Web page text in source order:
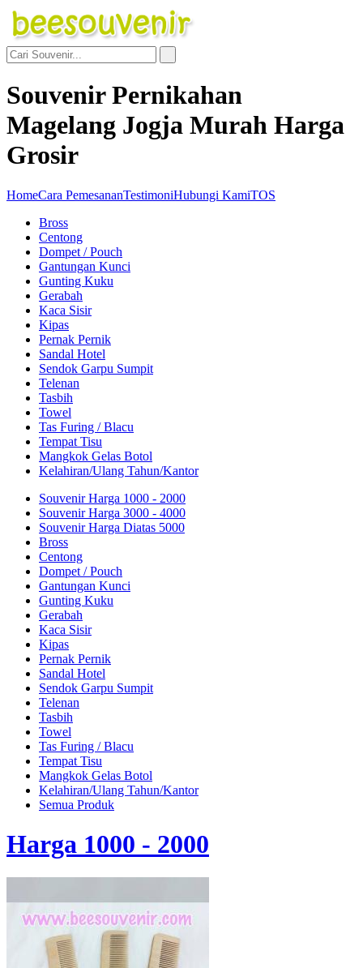
Souvenir Pernikahan
Magelang Jogja Murah Harga
Grosir
HomeCara PemesananTestimoniHubungi KamiTOS
Bross
Centong
Dompet / Pouch
Gantungan Kunci
Gunting Kuku
Gerabah
Kaca Sisir
Kipas
Pernak Pernik
Sandal Hotel
Sendok Garpu Sumpit
Telenan
Tasbih
Towel
Tas Furing / Blacu
Tempat Tisu
Mangkok Gelas Botol
Kelahiran/Ulang Tahun/Kantor
Souvenir Harga 1000 - 2000
Souvenir Harga 3000 - 4000
Souvenir Harga Diatas 5000
Bross
Centong
Dompet / Pouch
Gantungan Kunci
Gunting Kuku
Gerabah
Kaca Sisir
Kipas
Pernak Pernik
Sandal Hotel
Sendok Garpu Sumpit
Telenan
Tasbih
Towel
Tas Furing / Blacu
Tempat Tisu
Mangkok Gelas Botol
Kelahiran/Ulang Tahun/Kantor
Semua Produk
Harga 1000 - 2000